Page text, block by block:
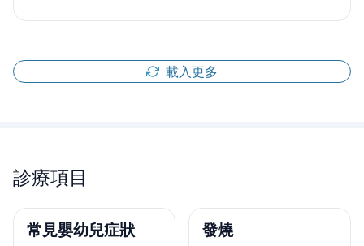
載入更多
診療項目
常見嬰幼兒症狀 發燒